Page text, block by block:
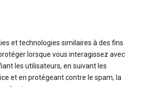
et technologies similaires à des fins
lorsque vous interagissez avec
les utilisateurs, en suivant les
et en protégeant contre le spam, la